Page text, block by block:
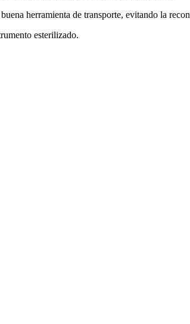
herramienta de transporte, evitando la
esterilizado.